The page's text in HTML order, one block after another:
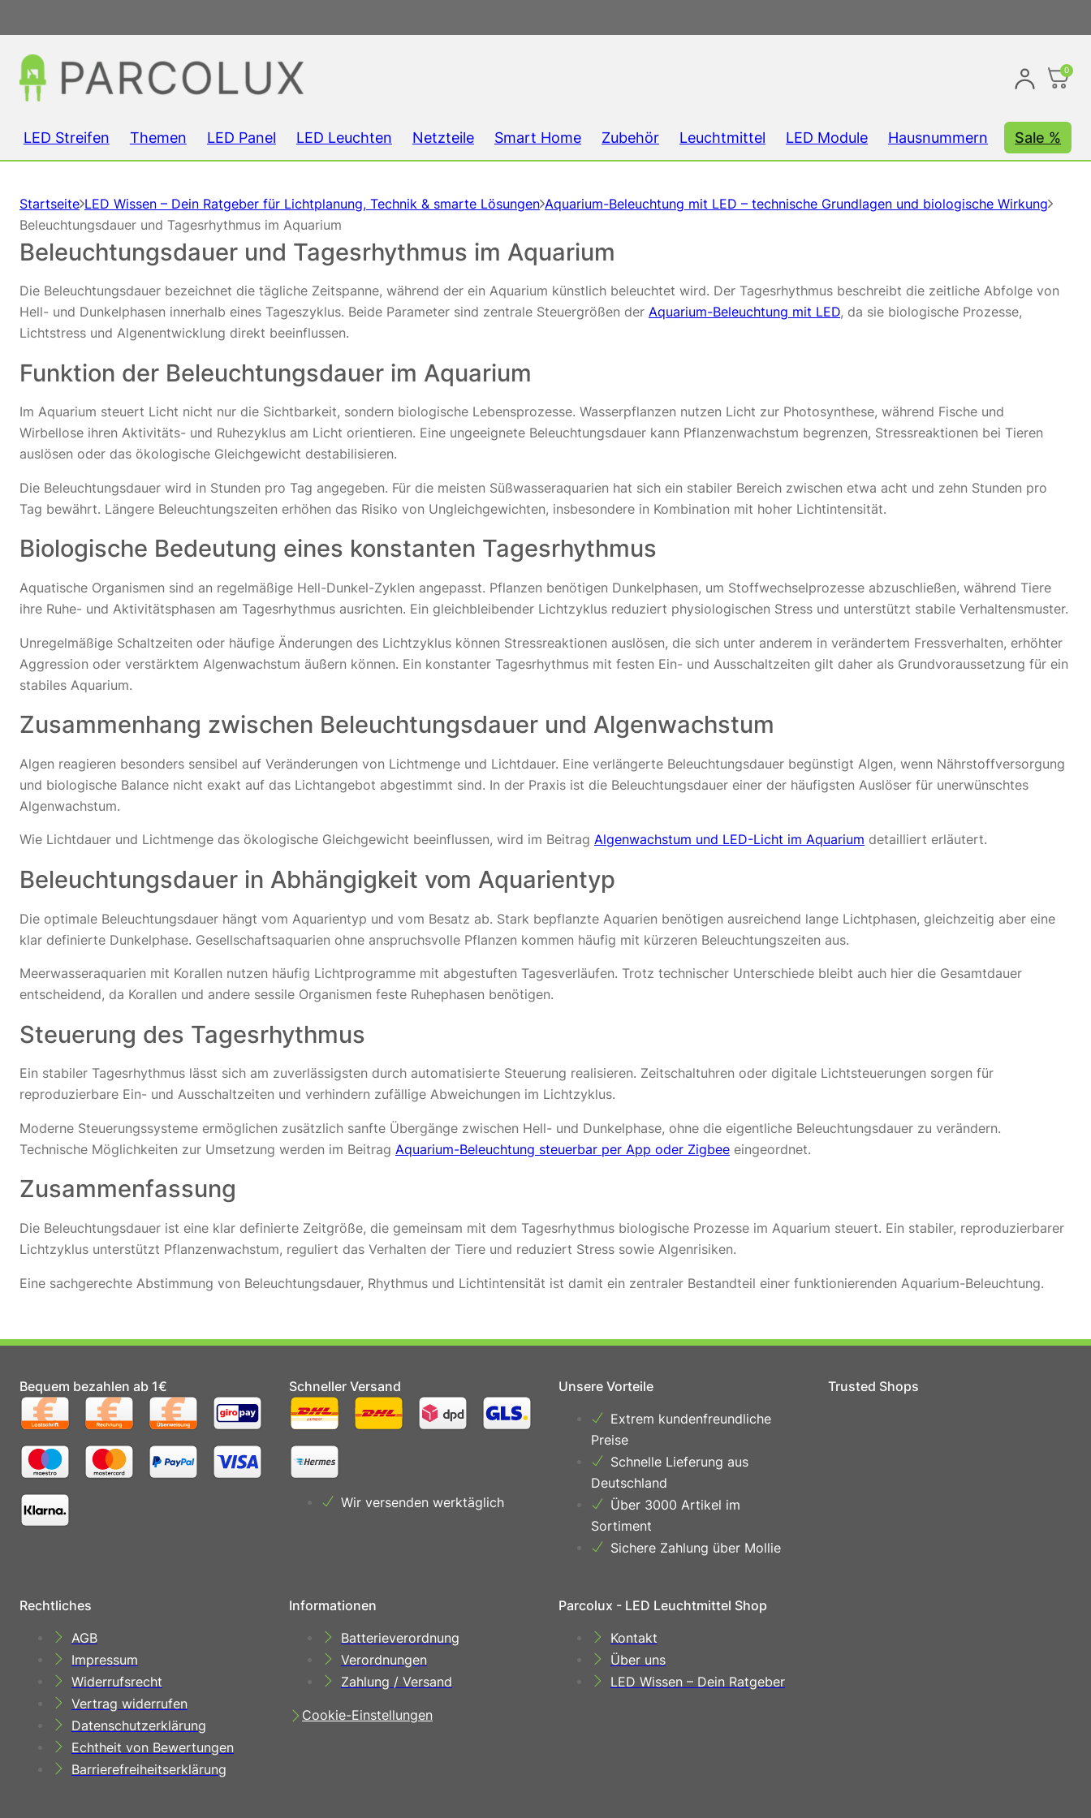
0
LED Streifen Themen LED Panel LED Leuchten Netzteile Smart Home Zubehör Leuchtmittel LED Module Hausnummern Sale %
Startseite LED Wissen – Dein Ratgeber für Lichtplanung, Technik & smarte Lösungen Aquarium-Beleuchtung mit LED – technische Grundlagen und biologische Wirkung
Beleuchtungsdauer und Tagesrhythmus im Aquarium
Beleuchtungsdauer und Tagesrhythmus im Aquarium
Die Beleuchtungsdauer bezeichnet die tägliche Zeitspanne, während der ein Aquarium künstlich beleuchtet wird. Der Tagesrhythmus beschreibt die zeitliche Abfolge von
Hell- und Dunkelphasen innerhalb eines Tageszyklus. Beide Parameter sind zentrale Steuergrößen der Aquarium-Beleuchtung mit LED, da sie biologische Prozesse,
Lichtstress und Algenentwicklung direkt beeinflussen.
Funktion der Beleuchtungsdauer im Aquarium
Im Aquarium steuert Licht nicht nur die Sichtbarkeit, sondern biologische Lebensprozesse. Wasserpflanzen nutzen Licht zur Photosynthese, während Fische und
Wirbellose ihren Aktivitäts- und Ruhezyklus am Licht orientieren. Eine ungeeignete Beleuchtungsdauer kann Pflanzenwachstum begrenzen, Stressreaktionen bei Tieren
auslösen oder das ökologische Gleichgewicht destabilisieren.
Die Beleuchtungsdauer wird in Stunden pro Tag angegeben. Für die meisten Süßwasseraquarien hat sich ein stabiler Bereich zwischen etwa acht und zehn Stunden pro
Tag bewährt. Längere Beleuchtungszeiten erhöhen das Risiko von Ungleichgewichten, insbesondere in Kombination mit hoher Lichtintensität.
Biologische Bedeutung eines konstanten Tagesrhythmus
Aquatische Organismen sind an regelmäßige Hell-Dunkel-Zyklen angepasst. Pflanzen benötigen Dunkelphasen, um Stoffwechselprozesse abzuschließen, während Tiere
ihre Ruhe- und Aktivitätsphasen am Tagesrhythmus ausrichten. Ein gleichbleibender Lichtzyklus reduziert physiologischen Stress und unterstützt stabile Verhaltensmuster.
Unregelmäßige Schaltzeiten oder häufige Änderungen des Lichtzyklus können Stressreaktionen auslösen, die sich unter anderem in verändertem Fressverhalten, erhöhter
Aggression oder verstärktem Algenwachstum äußern können. Ein konstanter Tagesrhythmus mit festen Ein- und Ausschaltzeiten gilt daher als Grundvoraussetzung für ein
stabiles Aquarium.
Zusammenhang zwischen Beleuchtungsdauer und Algenwachstum
Algen reagieren besonders sensibel auf Veränderungen von Lichtmenge und Lichtdauer. Eine verlängerte Beleuchtungsdauer begünstigt Algen, wenn Nährstoffversorgung
und biologische Balance nicht exakt auf das Lichtangebot abgestimmt sind. In der Praxis ist die Beleuchtungsdauer einer der häufigsten Auslöser für unerwünschtes
Algenwachstum.
Wie Lichtdauer und Lichtmenge das ökologische Gleichgewicht beeinflussen, wird im Beitrag Algenwachstum und LED-Licht im Aquarium detailliert erläutert.
Beleuchtungsdauer in Abhängigkeit vom Aquarientyp
Die optimale Beleuchtungsdauer hängt vom Aquarientyp und vom Besatz ab. Stark bepflanzte Aquarien benötigen ausreichend lange Lichtphasen, gleichzeitig aber eine
klar definierte Dunkelphase. Gesellschaftsaquarien ohne anspruchsvolle Pflanzen kommen häufig mit kürzeren Beleuchtungszeiten aus.
Meerwasseraquarien mit Korallen nutzen häufig Lichtprogramme mit abgestuften Tagesverläufen. Trotz technischer Unterschiede bleibt auch hier die Gesamtdauer
entscheidend, da Korallen und andere sessile Organismen feste Ruhephasen benötigen.
Steuerung des Tagesrhythmus
Ein stabiler Tagesrhythmus lässt sich am zuverlässigsten durch automatisierte Steuerung realisieren. Zeitschaltuhren oder digitale Lichtsteuerungen sorgen für
reproduzierbare Ein- und Ausschaltzeiten und verhindern zufällige Abweichungen im Lichtzyklus.
Moderne Steuerungssysteme ermöglichen zusätzlich sanfte Übergänge zwischen Hell- und Dunkelphase, ohne die eigentliche Beleuchtungsdauer zu verändern.
Technische Möglichkeiten zur Umsetzung werden im Beitrag Aquarium-Beleuchtung steuerbar per App oder Zigbee eingeordnet.
Zusammenfassung
Die Beleuchtungsdauer ist eine klar definierte Zeitgröße, die gemeinsam mit dem Tagesrhythmus biologische Prozesse im Aquarium steuert. Ein stabiler, reproduzierbarer
Lichtzyklus unterstützt Pflanzenwachstum, reguliert das Verhalten der Tiere und reduziert Stress sowie Algenrisiken.
Eine sachgerechte Abstimmung von Beleuchtungsdauer, Rhythmus und Lichtintensität ist damit ein zentraler Bestandteil einer funktionierenden Aquarium-Beleuchtung.
Bequem bezahlen ab 1€ Schneller Versand
Wir versenden werktäglich
Unsere Vorteile
Extrem kundenfreundliche
Preise
Schnelle Lieferung aus
Deutschland
Über 3000 Artikel im
Sortiment
Sichere Zahlung über Mollie
Trusted Shops
Rechtliches
AGB
Impressum
Widerrufsrecht
Vertrag widerrufen
Datenschutzerklärung
Echtheit von Bewertungen
Barrierefreiheitserklärung
Informationen
Batterieverordnung
Verordnungen
Zahlung / Versand
Cookie-Einstellungen
Parcolux - LED Leuchtmittel Shop
Kontakt
Über uns
LED Wissen – Dein Ratgeber